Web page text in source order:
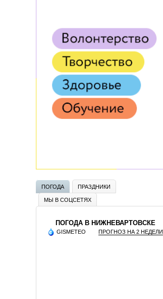
ПОГОДА
ПРАЗДНИКИ
МЫ В СОЦСЕТЯХ
ПОГОДА В НИЖНЕВАРТОВСКЕ
GISMETEO ПРОГНОЗ НА 2 НЕДЕЛИ